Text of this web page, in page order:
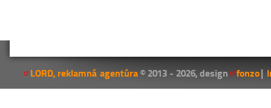
LORD, reklamná agentúra© 2013 - 2026, design fonzo|